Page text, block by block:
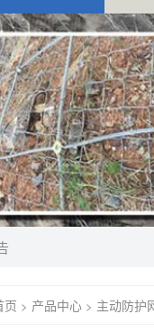
页 > 产品中心 > 主动防护